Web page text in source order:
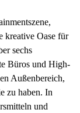
kreative Oase für
sechs
Büros und High-
Außenbereich,
zu haben. In
und